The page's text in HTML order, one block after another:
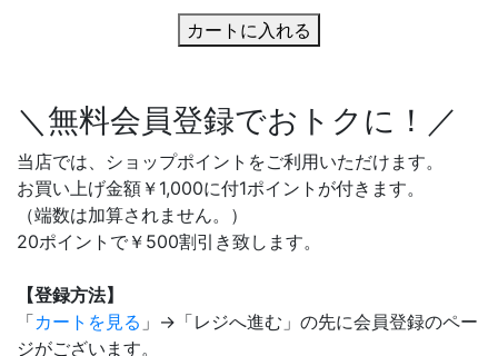
カートに入れる
＼無料会員登録でおトクに！／
当店では、ショップポイントをご利用いただけます。
お買い上げ金額￥1,000に付1ポイントが付きます。
（端数は加算されません。）
20ポイントで￥500割引き致します。
【登録方法】
「カートを見る 」→「レジへ進む」の先に会員登録のペー
ジがございます。